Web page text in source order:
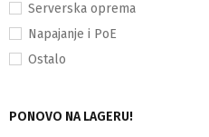
Serverska oprema
Napajanje i PoE
Ostalo
PONOVO NA LAGERU!